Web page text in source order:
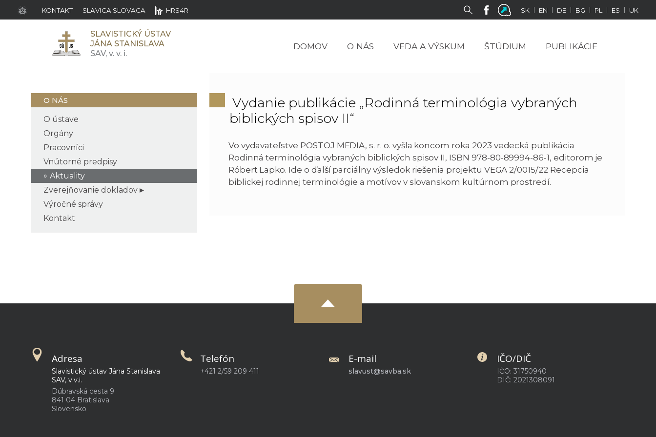
SLAVISTICKÝ ÚSTAV
JÁNA STANISLAVA
SAV, v. v. i.
DOMOV O NÁS VEDA A VÝSKUM ŠTÚDIUM PUBLIKÁCIE
KONTAKT SLAVICA SLOVACA HRS4R UK
ES |
PL |
BG |
DE |
EN |
SK |
O NÁS
O ústave
Orgány
Pracovníci
Vnútorné predpisy
Aktuality
Zverejňovanie dokladov
Výročné správy
Kontakt
Vydanie publikácie „Rodinná terminológia vybraných
biblických spisov II“
Vo vydavateľstve POSTOJ MEDIA, s. r. o. vyšla koncom roka 2023 vedecká publikácia
Rodinná terminológia vybraných biblických spisov II, ISBN 978-80-89994-86-1, editorom je
Róbert Lapko. Ide o ďalší parciálny výsledok riešenia projektu VEGA 2/0015/22 Recepcia
biblickej rodinnej terminológie a motívov v slovanskom kultúrnom prostredí.
Adresa
Slavistický ústav Jána Stanislava
SAV, v.v.i.
Dúbravská cesta 9
841 04 Bratislava
Slovensko
Telefón
+421 2/59 209 411
E-mail
slavust@savba.sk
IČO/DIČ
IČO: 31750940
DIČ: 2021308091